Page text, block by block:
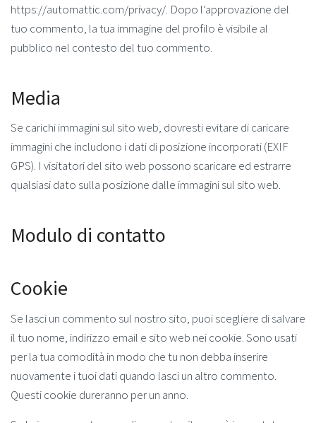
https://automattic.com/privacy/. Dopo l’approvazione del
tuo commento, la tua immagine del profilo è visibile al
pubblico nel contesto del tuo commento.
Media
Se carichi immagini sul sito web, dovresti evitare di caricare
immagini che includono i dati di posizione incorporati (EXIF
GPS). I visitatori del sito web possono scaricare ed estrarre
qualsiasi dato sulla posizione dalle immagini sul sito web.
Modulo di contatto
Cookie
Se lasci un commento sul nostro sito, puoi scegliere di salvare
il tuo nome, indirizzo email e sito web nei cookie. Sono usati
per la tua comodità in modo che tu non debba inserire
nuovamente i tuoi dati quando lasci un altro commento.
Questi cookie dureranno per un anno.